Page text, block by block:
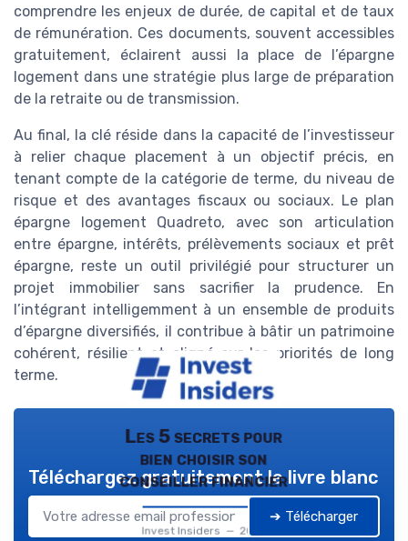
comprendre les enjeux de durée, de capital et de taux
de rémunération. Ces documents, souvent accessibles
gratuitement, éclairent aussi la place de l’épargne
logement dans une stratégie plus large de préparation
de la retraite ou de transmission.
Au final, la clé réside dans la capacité de l’investisseur
à relier chaque placement à un objectif précis, en
tenant compte de la catégorie de terme, du niveau de
risque et des avantages fiscaux ou sociaux. Le plan
épargne logement Quadreto, avec son articulation
entre épargne, intérêts, prélèvements sociaux et prêt
épargne, reste un outil privilégié pour structurer un
projet immobilier sans sacrifier la prudence. En
l’intégrant intelligemment à un ensemble de produits
d’épargne diversifiés, il contribue à bâtir un patrimoine
cohérent, résilient et aligné sur les priorités de long
terme.
Les 5 secrets pour
bien choisir son
conseiller financier
Invest Insiders — 2026
Téléchargez gratuitement le livre blanc
➔ Télécharger